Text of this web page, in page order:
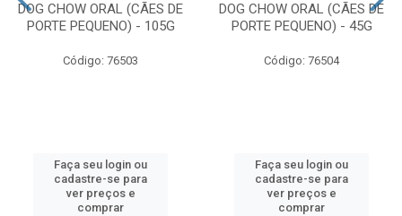
DOG CHOW ORAL (CÃES DE
PORTE PEQUENO) - 105G
Código: 76503
Faça seu login ou
cadastre-se para
ver preços e
comprar
DOG CHOW ORAL (CÃES DE
PORTE PEQUENO) - 45G
Código: 76504
Faça seu login ou
cadastre-se para
ver preços e
comprar